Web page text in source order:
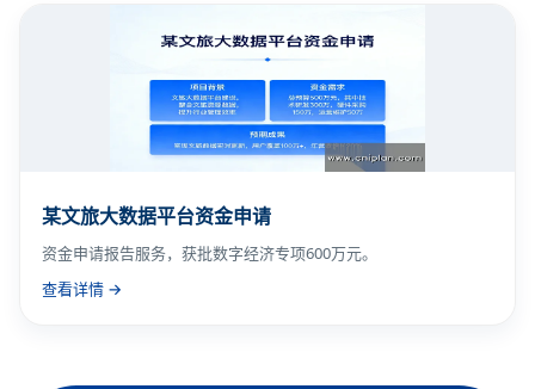
某文旅大数据平台资金申请
资金申请报告服务，获批数字经济专项600万元。
查看详情 →